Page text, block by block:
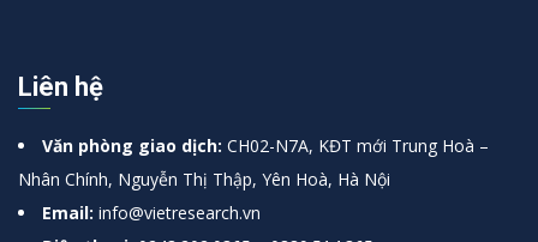
Liên hệ
Văn phòng giao dịch: CH02-N7A, KĐT mới Trung Hoà –
Nhân Chính, Nguyễn Thị Thập, Yên Hoà, Hà Nội
Email: info@vietresearch.vn